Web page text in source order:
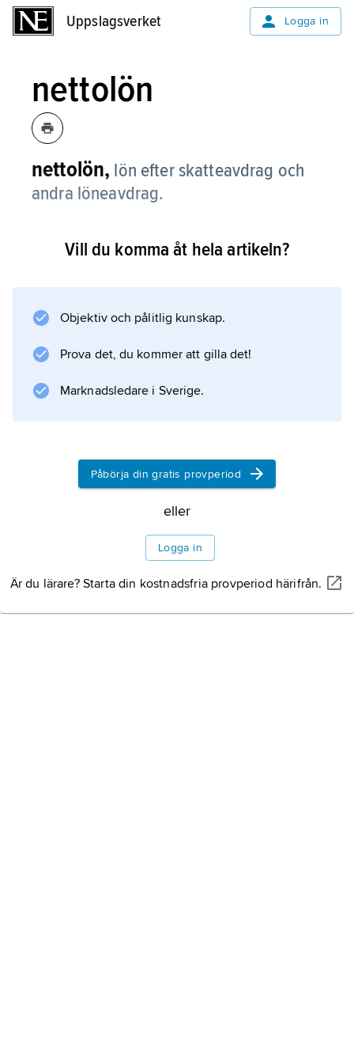
Uppslagsverket Logga in
nettolön
nettolön, lön efter skatteavdrag och
andra löneavdrag.
Vill du komma åt hela artikeln?
Objektiv och pålitlig kunskap.
Prova det, du kommer att gilla det!
Marknadsledare i Sverige.
Påbörja din gratis provperiod
eller
Logga in
Är du lärare? Starta din kostnadsfria provperiod härifrån.